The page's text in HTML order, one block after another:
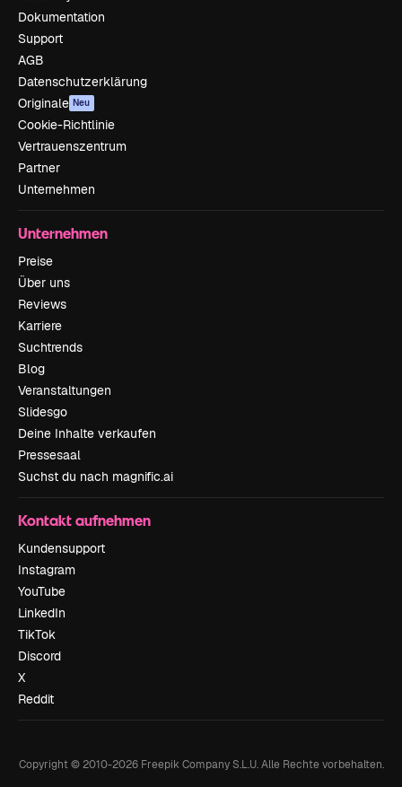
Dokumentation
Support
AGB
Datenschutzerklärung
Originale Neu
Cookie-Richtlinie
Vertrauenszentrum
Partner
Unternehmen
Unternehmen
Preise
Über uns
Reviews
Karriere
Suchtrends
Blog
Veranstaltungen
Slidesgo
Deine Inhalte verkaufen
Pressesaal
Suchst du nach magnific.ai
Kontakt aufnehmen
Kundensupport
Instagram
YouTube
LinkedIn
TikTok
Discord
X
Reddit
Copyright © 2010-2026Freepik Company S.L.U. Alle Rechte vorbehalten.